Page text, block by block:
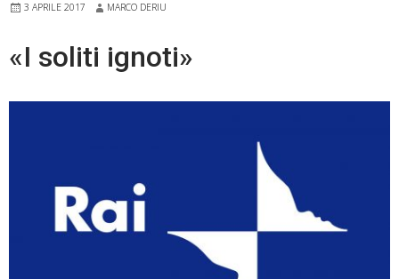
3 APRILE 2017 MARCO DERIU
«I soliti ignoti»